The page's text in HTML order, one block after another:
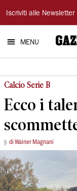
Gazzetta
di
Reggio
Iscriviti alle Newsletter
MENU
Calcio Serie B
Ecco i
di Wainer Magnani